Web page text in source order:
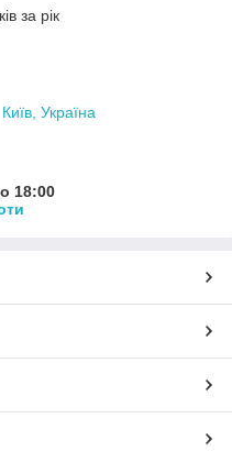
за рік
Україна
18:00